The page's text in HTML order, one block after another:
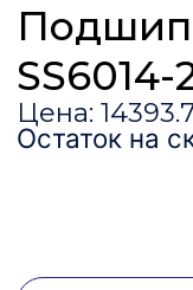
SS6014-
Цена:
Остаток на